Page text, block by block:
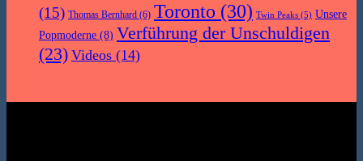
(15) Thomas Bernhard (6) Toronto (30) Twin Peaks (5) Unsere
Popmoderne (8) Verführung der Unschuldigen
(23) Videos (14)